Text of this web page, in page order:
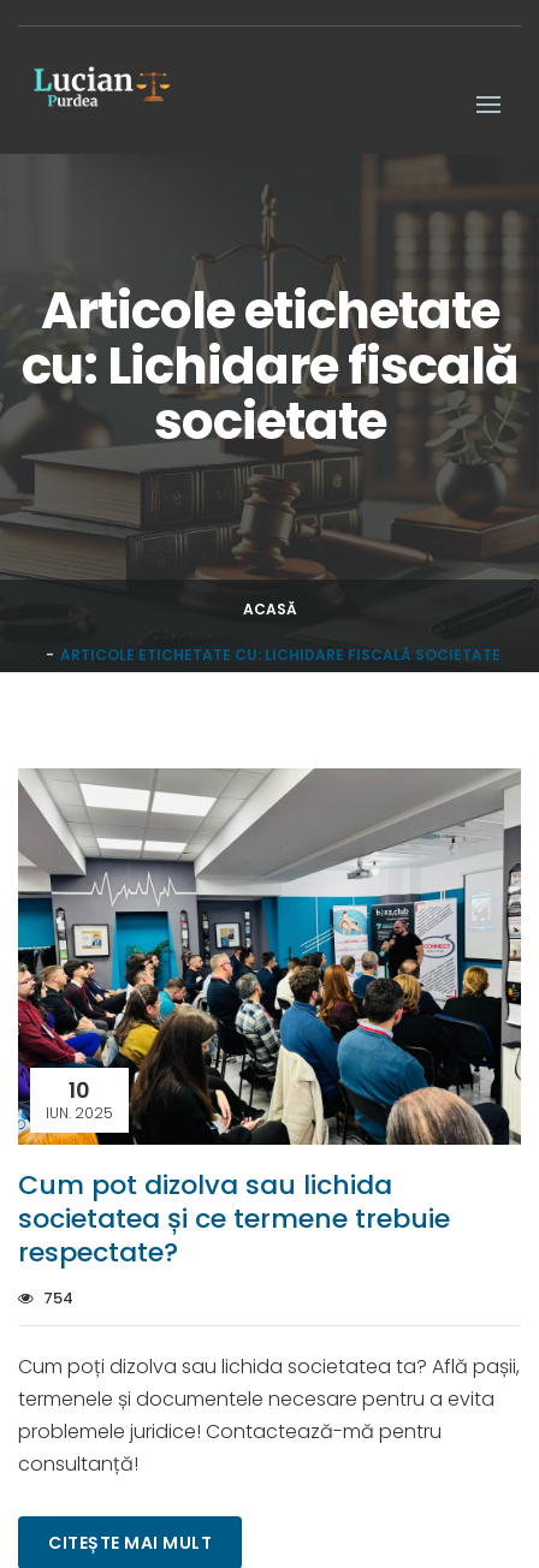
Articole etichetate
cu: Lichidare fiscală
societate
ACASĂ
ARTICOLE ETICHETATE CU: LICHIDARE FISCALĂ SOCIETATE
10
IUN. 2025
Cum pot dizolva sau lichida
societatea și ce termene trebuie
respectate?
754
Cum poți dizolva sau lichida societatea ta? Află pașii,
termenele și documentele necesare pentru a evita
problemele juridice! Contactează-mă pentru
consultanță!
CITEȘTE MAI MULT